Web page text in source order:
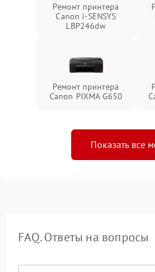
Ремонт принтера
Canon i-SENSYS
LBP246dw
Ремонт принтера
Canon PIXMA G650
Показать все
FAQ. Ответы на вопросы